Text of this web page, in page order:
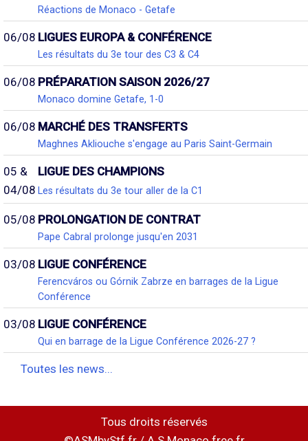
Réactions de Monaco - Getafe
06/08 LIGUES EUROPA & CONFÉRENCE
Les résultats du 3e tour des C3 & C4
06/08 PRÉPARATION SAISON 2026/27
Monaco domine Getafe, 1-0
06/08 MARCHÉ DES TRANSFERTS
Maghnes Akliouche s'engage au Paris Saint-Germain
05 &
04/08
LIGUE DES CHAMPIONS
Les résultats du 3e tour aller de la C1
05/08 PROLONGATION DE CONTRAT
Pape Cabral prolonge jusqu'en 2031
03/08 LIGUE CONFÉRENCE
Ferencváros ou Górnik Zabrze en barrages de la Ligue
Conférence
03/08 LIGUE CONFÉRENCE
Qui en barrage de la Ligue Conférence 2026-27 ?
Toutes les news...
Tous droits réservés